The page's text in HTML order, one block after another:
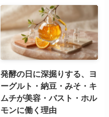
発酵の日に深掘りする、ヨ
ーグルト・納豆・みそ・キ
ムチが美容・バスト・ホル
モンに働く理由